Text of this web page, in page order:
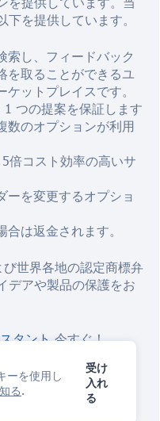
ーを使用し
る.
受け
入れ
る
を提供しています。
索し、フィードバック
を取ることができるユ
ケットプレイスです。
つの提案を保証します
数のオプションが利用
倍コスト効率の高いサ
ーを変更するオプショ
合は返金されます。
び世界各地の認定商標弁
デアや製品の保護をお
タント今すぐ！